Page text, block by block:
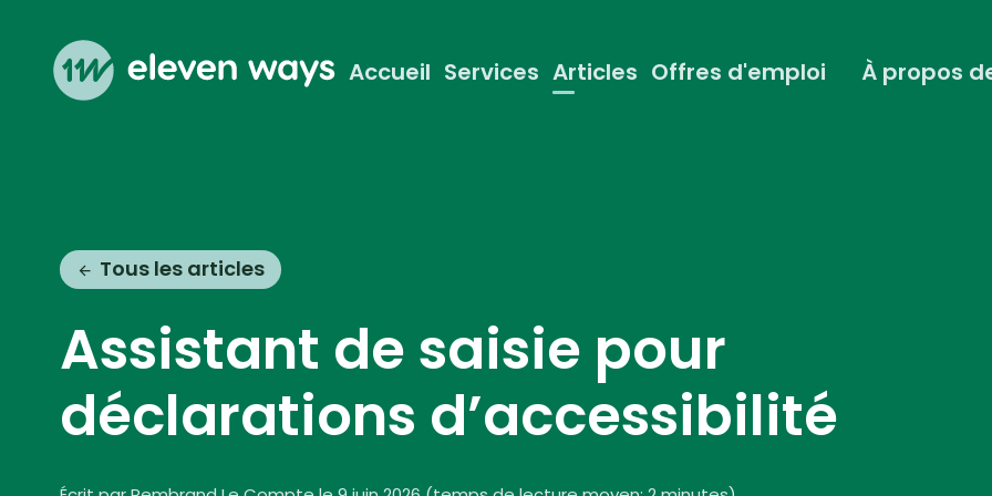
Eleven Ways (Home) Accueil Services Articles Offres d'emploi À propos
Tous les articles
Assistant de saisie pour
déclarations d’accessibilité